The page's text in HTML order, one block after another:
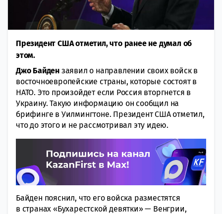
Президент США отметил, что ранее не думал об
этом.
Джо Байден заявил о направлении своих войск в
восточноевропейские страны, которые состоят в
НАТО. Это произойдет если Россия вторгнется в
Украину. Такую информацию он сообщил на
брифинге в Уилмингтоне. Президент США отметил,
что до этого и не рассмотривал эту идею.
Байден пояснил, что его войска разместятся
в странах «Бухарестской девятки» — Венгрии,